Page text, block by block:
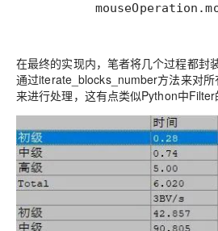
在最终的实现内，笔者将几个过程都封
通过iterate_blocks_number方法来对
来进行处理，这有点类似Python中Filter